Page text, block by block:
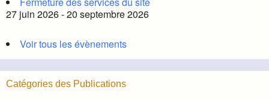
27 juin 2026 - 20 septembre 2026
Voir tous les évènements
Catégories des Publications